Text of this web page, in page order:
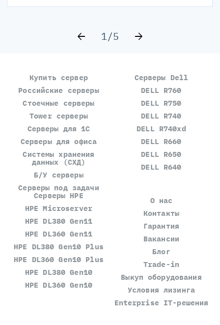
1/5
Купить сервер
Российские серверы
Стоечные серверы
Tower серверы
Серверы для 1С
Серверы для офиса
Системы хранения
данных (СХД)
Б/У серверы
Серверы под задачи
Серверы Dell
DELL R760
DELL R750
DELL R740
DELL R740xd
DELL R660
DELL R650
DELL R640
Серверы HPE
HPE Microserver
HPE DL380 Gen11
HPE DL360 Gen11
HPE DL380 Gen10 Plus
HPE DL360 Gen10 Plus
HPE DL380 Gen10
HPE DL360 Gen10
О нас
Контакты
Гарантия
Вакансии
Блог
Trade-in
Выкуп оборудования
Условия лизинга
Enterprise IT-решения